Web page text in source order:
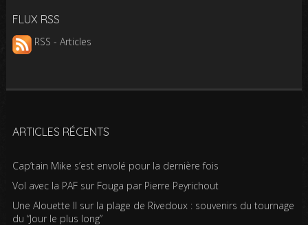
FLUX RSS
RSS - Articles
ARTICLES RÉCENTS
Cap’tain Mike s’est envolé pour la dernière fois
Vol avec la PAF sur Fouga par Pierre Peyrichout
Une Alouette II sur la plage de Rivedoux : souvenirs du tournage
du “Jour le plus long”